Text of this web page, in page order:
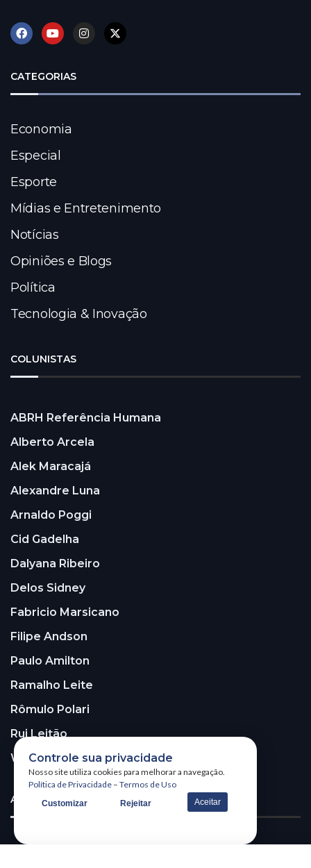
CATEGORIAS
Economia
Especial
Esporte
Mídias e Entretenimento
Notícias
Opiniões e Blogs
Política
Tecnologia & Inovação
COLUNISTAS
ABRH Referência Humana
Alberto Arcela
Alek Maracajá
Alexandre Luna
Arnaldo Poggi
Cid Gadelha
Dalyana Ribeiro
Delos Sidney
Fabricio Marsicano
Filipe Andson
Paulo Amilton
Ramalho Leite
Rômulo Polari
Rui Leitão
Walter Santos
ASSINE A NOSSA NEWSLETTER!
Controle sua privacidade
Nosso site utiliza cookies para melhorar a navegação.
Política de Privacidade – Termos de Uso
Customizar Rejeitar Aceitar